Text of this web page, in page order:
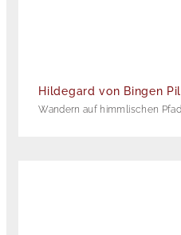
Hildegard von Bingen
Wandern auf himmlischen